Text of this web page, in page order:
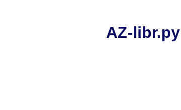
AZ-libr.ру